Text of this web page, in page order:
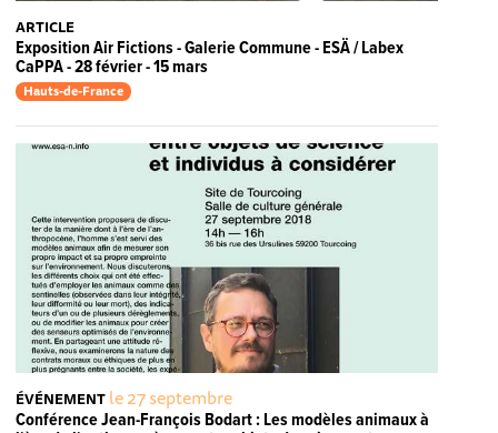
ARTICLE
Exposition Air Fictions - Galerie Commune - ESÄ / Labex
CaPPA - 28 février - 15 mars
Hauts-de-France
ÉVÉNEMENT le 27 septembre
Conférence Jean-François Bodart : Les modèles animaux à